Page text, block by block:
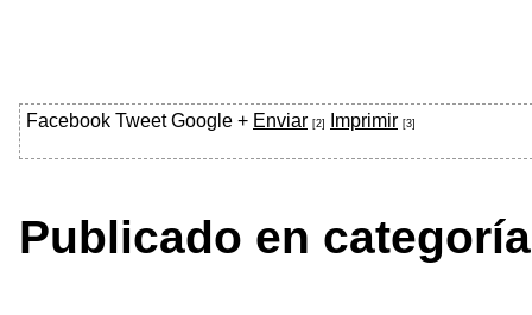
Facebook Tweet Google + Enviar [2] Imprimir [3]
Publicado en